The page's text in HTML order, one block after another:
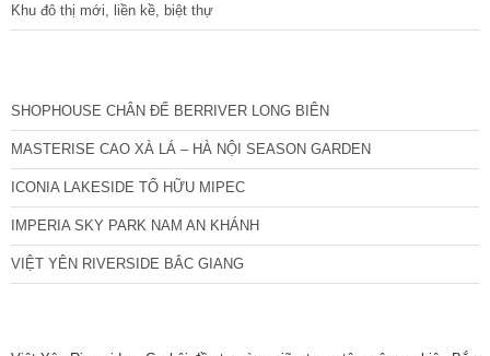
Khu đô thị mới, liền kề, biệt thự
SHOPHOUSE CHÂN ĐẾ BERRIVER LONG BIÊN
MASTERISE CAO XÀ LÁ – HÀ NỘI SEASON GARDEN
ICONIA LAKESIDE TỐ HỮU MIPEC
IMPERIA SKY PARK NAM AN KHÁNH
VIỆT YÊN RIVERSIDE BẮC GIANG